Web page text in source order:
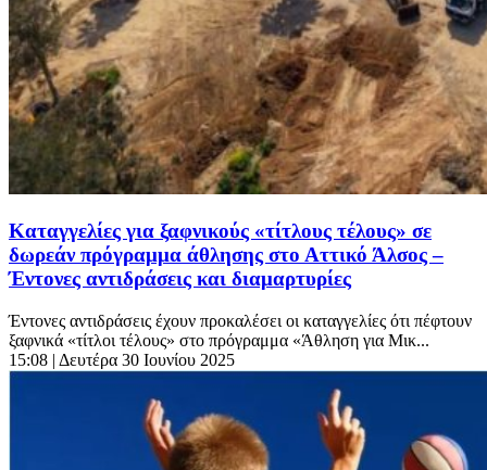
Καταγγελίες για ξαφνικούς «τίτλους τέλους» σε
δωρεάν πρόγραμμα άθλησης στο Αττικό Άλσος –
Έντονες αντιδράσεις και διαμαρτυρίες
Έντονες αντιδράσεις έχουν προκαλέσει οι καταγγελίες ότι πέφτουν
ξαφνικά «τίτλοι τέλους» στο πρόγραμμα «Άθληση για Μικ...
15:08 | Δευτέρα 30 Ιουνίου 2025